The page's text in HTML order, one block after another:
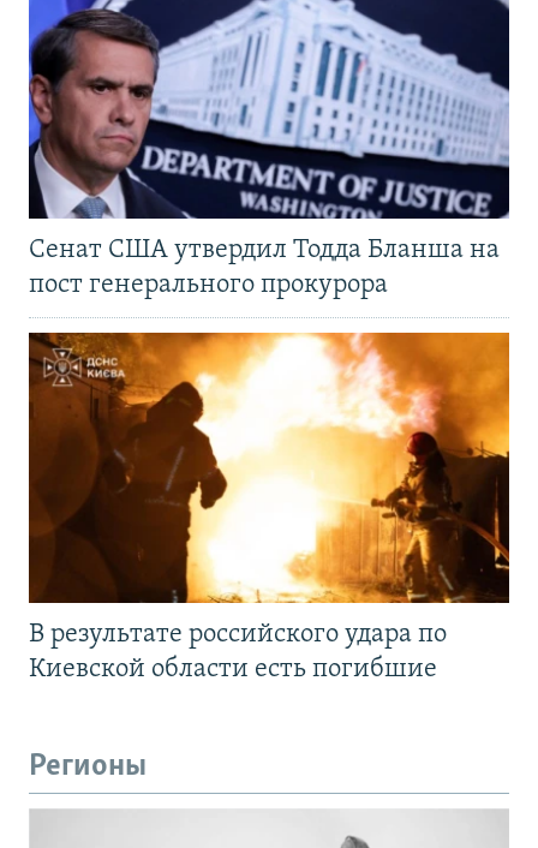
Сенат США утвердил Тодда Бланша на
пост генерального прокурора
В результате российского удара по
Киевской области есть погибшие
Регионы